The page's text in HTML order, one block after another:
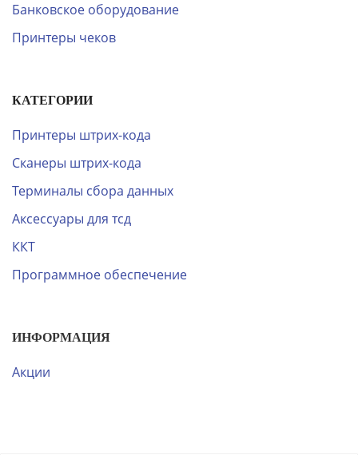
Банковское оборудование
Принтеры чеков
КАТЕГОРИИ
Принтеры штрих-кода
Сканеры штрих-кода
Терминалы сбора данных
Аксессуары для тсд
ККТ
Программное обеспечение
ИНФОРМАЦИЯ
Акции